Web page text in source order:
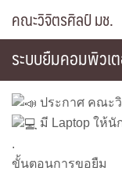
คณะวิจิตรศิลป์ มช.
ระบบยืมคอมพิวเ
ประกาศ คณะ
มี Laptop ให้นั
.
ขั้นตอนการขอยืม